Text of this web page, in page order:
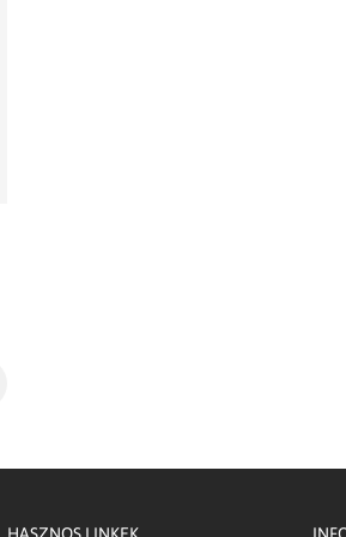
HASZNOS LINKEK